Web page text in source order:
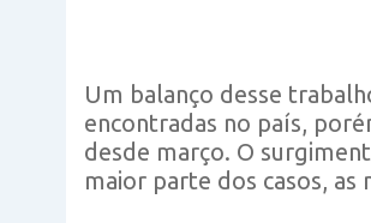
Um balanço desse
encontradas no país,
desde março. O
maior parte dos casos,